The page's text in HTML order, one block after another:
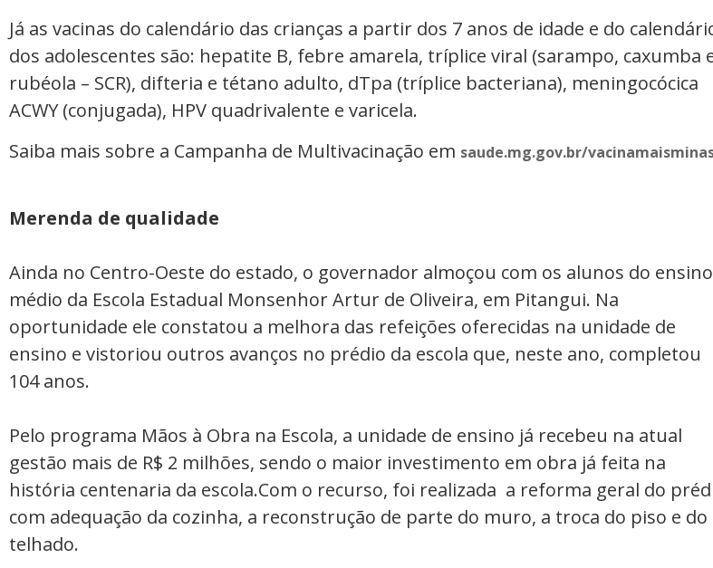
Já as vacinas do calendário das crianças a partir dos 7 anos de idade e do
dos adolescentes são: hepatite B, febre amarela, tríplice viral (sarampo, caxumba
rubéola – SCR), difteria e tétano adulto, dTpa (tríplice bacteriana), meningocócica
ACWY (conjugada), HPV quadrivalente e varicela.
Saiba mais sobre a Campanha de Multivacinação em saude.mg.gov.br/
Merenda de qualidade
Ainda no Centro-Oeste do estado, o governador almoçou com os alunos do ensino
médio da Escola Estadual Monsenhor Artur de Oliveira, em Pitangui. Na
oportunidade ele constatou a melhora das refeições oferecidas na unidade de
ensino e vistoriou outros avanços no prédio da escola que, neste ano, completou
104 anos.
Pelo programa Mãos à Obra na Escola, a unidade de ensino já recebeu na atual
gestão mais de R$ 2 milhões, sendo o maior investimento em obra já feita na
história centenaria da escola.Com o recurso, foi realizada a reforma geral do
com adequação da cozinha, a reconstrução de parte do muro, a troca do piso e do
telhado.